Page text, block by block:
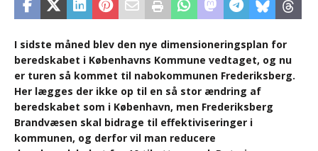
I sidste måned blev den nye dimensioneringsplan for
beredskabet i Københavns Kommune vedtaget, og nu
er turen så kommet til nabokommunen Frederiksberg.
Her lægges der ikke op til en så stor ændring af
beredskabet som i København, men Frederiksberg
Brandvæsen skal bidrage til effektiviseringer i
kommunen, og derfor vil man reducere